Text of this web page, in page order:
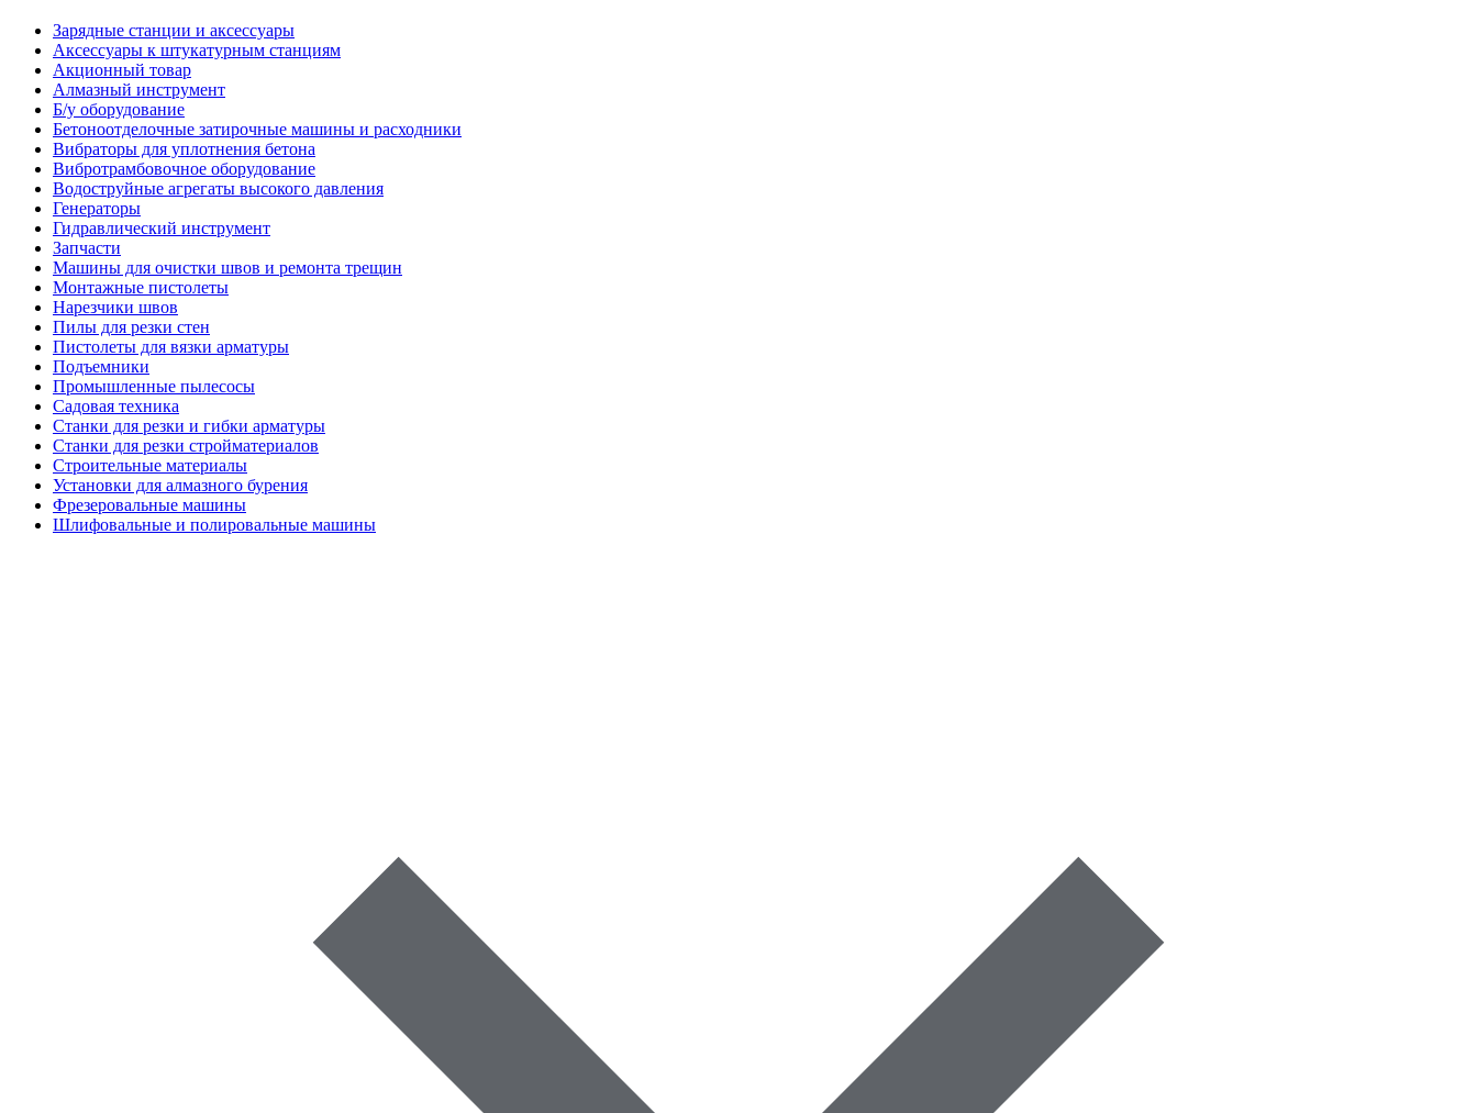
Зарядные станции и аксессуары
Аксессуары к штукатурным станциям
Акционный товар
Алмазный инструмент
Б/у оборудование
Бетоноотделочные затирочные машины и расходники
Вибраторы для уплотнения бетона
Вибротрамбовочное оборудование
Водоструйные агрегаты высокого давления
Генераторы
Гидравлический инструмент
Запчасти
Машины для очистки швов и ремонта трещин
Монтажные пистолеты
Нарезчики швов
Пилы для резки стен
Пистолеты для вязки арматуры
Подъемники
Промышленные пылесосы
Садовая техника
Станки для резки и гибки арматуры
Станки для резки стройматериалов
Строительные материалы
Установки для алмазного бурения
Фрезеровальные машины
Шлифовальные и полировальные машины